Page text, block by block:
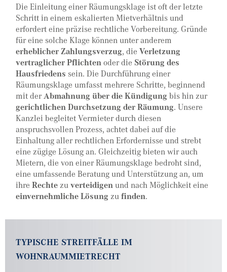
Die Einleitung einer Räumungsklage ist oft der letzte
Schritt in einem eskalierten Mietverhältnis und
erfordert eine präzise rechtliche Vorbereitung. Gründe
für eine solche Klage können unter anderem
erheblicher Zahlungsverzug, dieVerletzung
vertraglicher Pflichtenoder die Störung des
Hausfriedens sein. Die Durchführung einer
Räumungsklage umfasst mehrere Schritte, beginnend
mit derAbmahnung über die Kündigungbis hin zur
gerichtlichen Durchsetzung der Räumung. Unsere
Kanzlei begleitet Vermieter durch diesen
anspruchsvollen Prozess, achtet dabei auf die
Einhaltung aller rechtlichen Erfordernisse und strebt
eine zügige Lösung an. Gleichzeitig bieten wir auch
Mietern, die von einer Räumungsklage bedroht sind,
eine umfassende Beratung und Unterstützung an, um
ihreRechtezuverteidigen und nach Möglichkeit eine
einvernehmliche Lösung zufinden.
TYPISCHE STREITFÄLLE IM
WOHNRAUMMIETRECHT